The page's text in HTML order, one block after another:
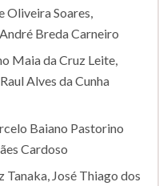
Oliveira Soares,
Breda Carneiro
Maia da Cruz Leite,
Alves da Cunha
Baiano Pastorino
Cardoso
Tanaka, José Thiago dos